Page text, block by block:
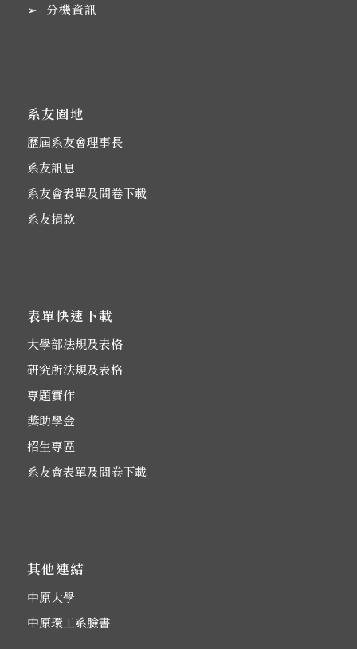
➢ 分機資訊
系友園地
歷屆系友會理事長
系友訊息
系友會表單及問卷下載
系友捐款
表單快速下載
大學部法規及表格
研究所法規及表格
專題實作
獎助學金
招生專區
系友會表單及問卷下載
其他連結
中原大學
中原環工系臉書